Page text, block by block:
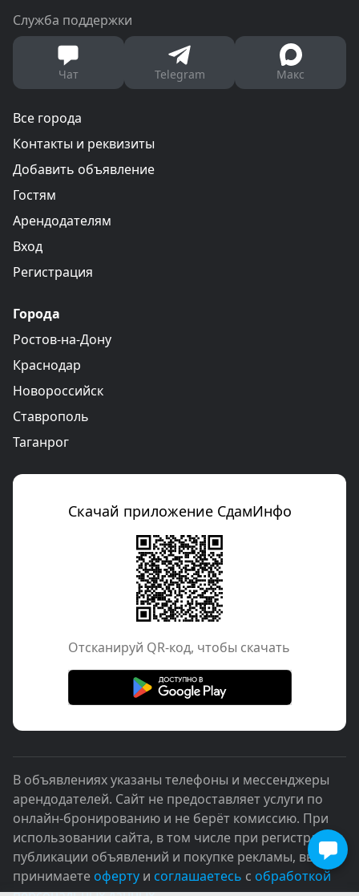
Служба поддержки
Чат Telegram Макс
Все города
Контакты и реквизиты
Добавить объявление
Гостям
Арендодателям
Вход
Регистрация
Города
Ростов-на-Дону
Краснодар
Новороссийск
Ставрополь
Таганрог
Скачай приложение СдамИнфо
Отcканируй QR-код, чтобы скачать
В объявлениях указаны телефоны и мессенджеры
арендодателей. Сайт не предоставляет услуги по
онлайн-бронированию и не берёт комиссию. При
использовании сайта, в том числе при регистрации,
публикации объявлений и покупке рекламы, вы
принимаете оферту и соглашаетесь с обработкой